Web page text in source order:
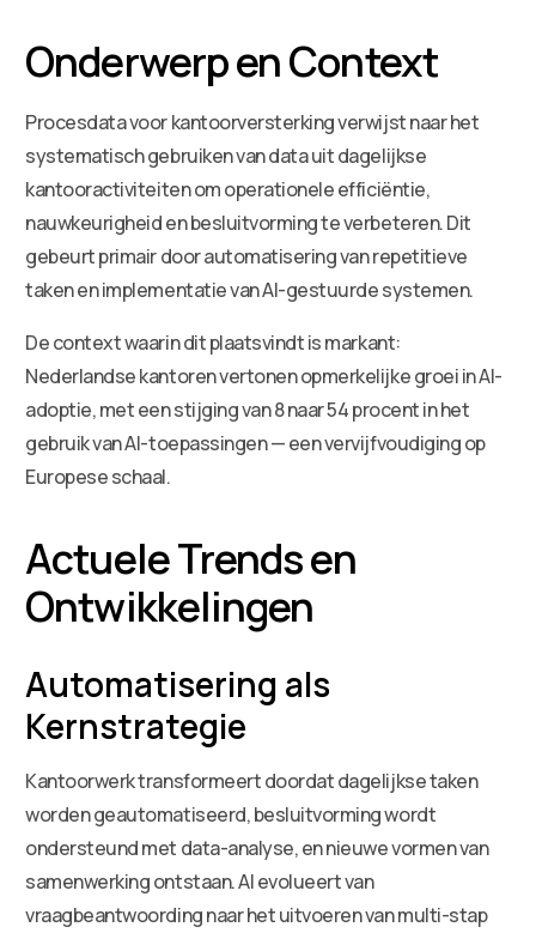
Onderwerp en Context
Procesdata voor kantoorversterking verwijst naar het
systematisch gebruiken van data uit dagelijkse
kantooractiviteiten om operationele efficiëntie,
nauwkeurigheid en besluitvorming te verbeteren. Dit
gebeurt primair door automatisering van repetitieve
taken en implementatie van AI-gestuurde systemen.
De context waarin dit plaatsvindt is markant:
Nederlandse kantoren vertonen opmerkelijke groei in AI-
adoptie, met een stijging van 8 naar 54 procent in het
gebruik van AI-toepassingen — een vervijfvoudiging op
Europese schaal.
Actuele Trends en
Ontwikkelingen
Automatisering als
Kernstrategie
Kantoorwerk transformeert doordat dagelijkse taken
worden geautomatiseerd, besluitvorming wordt
ondersteund met data-analyse, en nieuwe vormen van
samenwerking ontstaan. AI evolueert van
vraagbeantwoording naar het uitvoeren van multi-stap